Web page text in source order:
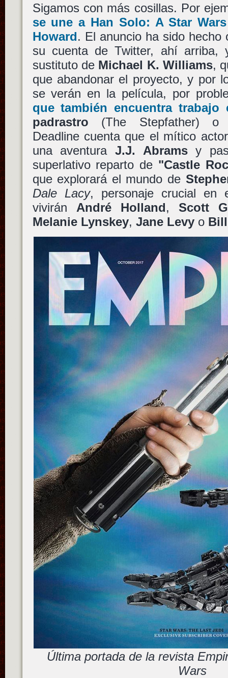
Sigamos con más cosillas. Por
se une a Han Solo: A Star
Howard. El anuncio ha sido hecho
su cuenta de Twitter, ahí arriba,
sustituto de Michael K. Williams,
que abandonar el proyecto, y por
se verán en la película, por
que también encuentra
padrastro (The Stepfather)
Deadline cuenta que el mítico
una aventura J.J. Abramsy
superlativo reparto de "Castle
que explorará el mundo de
Dale Lacy, personaje crucial en
vivirán André Holland, Scott
Melanie Lynskey, Jane Levyo
Última portada de la revista
Wars